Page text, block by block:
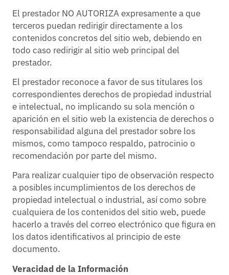
El prestador NO AUTORIZA expresamente a que
terceros puedan redirigir directamente a los
contenidos concretos del sitio web, debiendo en
todo caso redirigir al sitio web principal del
prestador.
El prestador reconoce a favor de sus titulares los
correspondientes derechos de propiedad industrial
e intelectual, no implicando su sola mención o
aparición en el sitio web la existencia de derechos o
responsabilidad alguna del prestador sobre los
mismos, como tampoco respaldo, patrocinio o
recomendación por parte del mismo.
Para realizar cualquier tipo de observación respecto
a posibles incumplimientos de los derechos de
propiedad intelectual o industrial, así como sobre
cualquiera de los contenidos del sitio web, puede
hacerlo a través del correo electrónico que figura en
los datos identificativos al principio de este
documento.
Veracidad de la Información